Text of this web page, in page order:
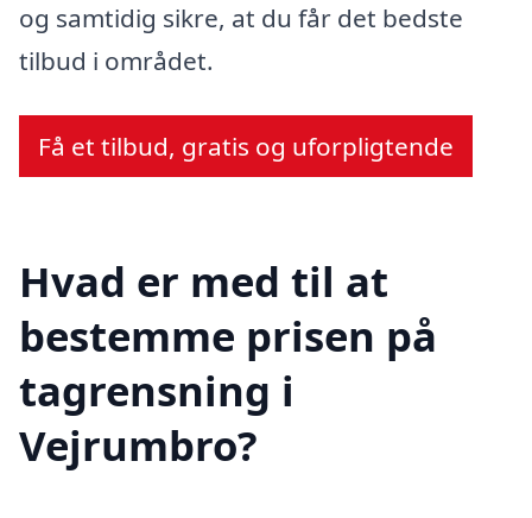
og samtidig sikre, at du får det bedste
tilbud i området.
Få et tilbud, gratis og uforpligtende
Hvad er med til at
bestemme prisen på
tagrensning i
Vejrumbro?